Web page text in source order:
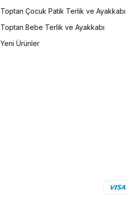
Toptan Çocuk Patik Terlik ve Ayakkabı
Toptan Bebe Terlik ve Ayakkabı
Yeni Ürünler